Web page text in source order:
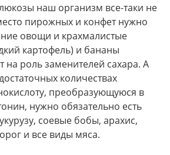
наш организм все-таки не
пирожных и конфет нужно
овощи и крахмалистые
картофель) и бананы
на роль заменителей сахара. А
количествах
преобразующуюся в
нужно обязательно есть
соевые бобы, арахис,
и все виды мяса.